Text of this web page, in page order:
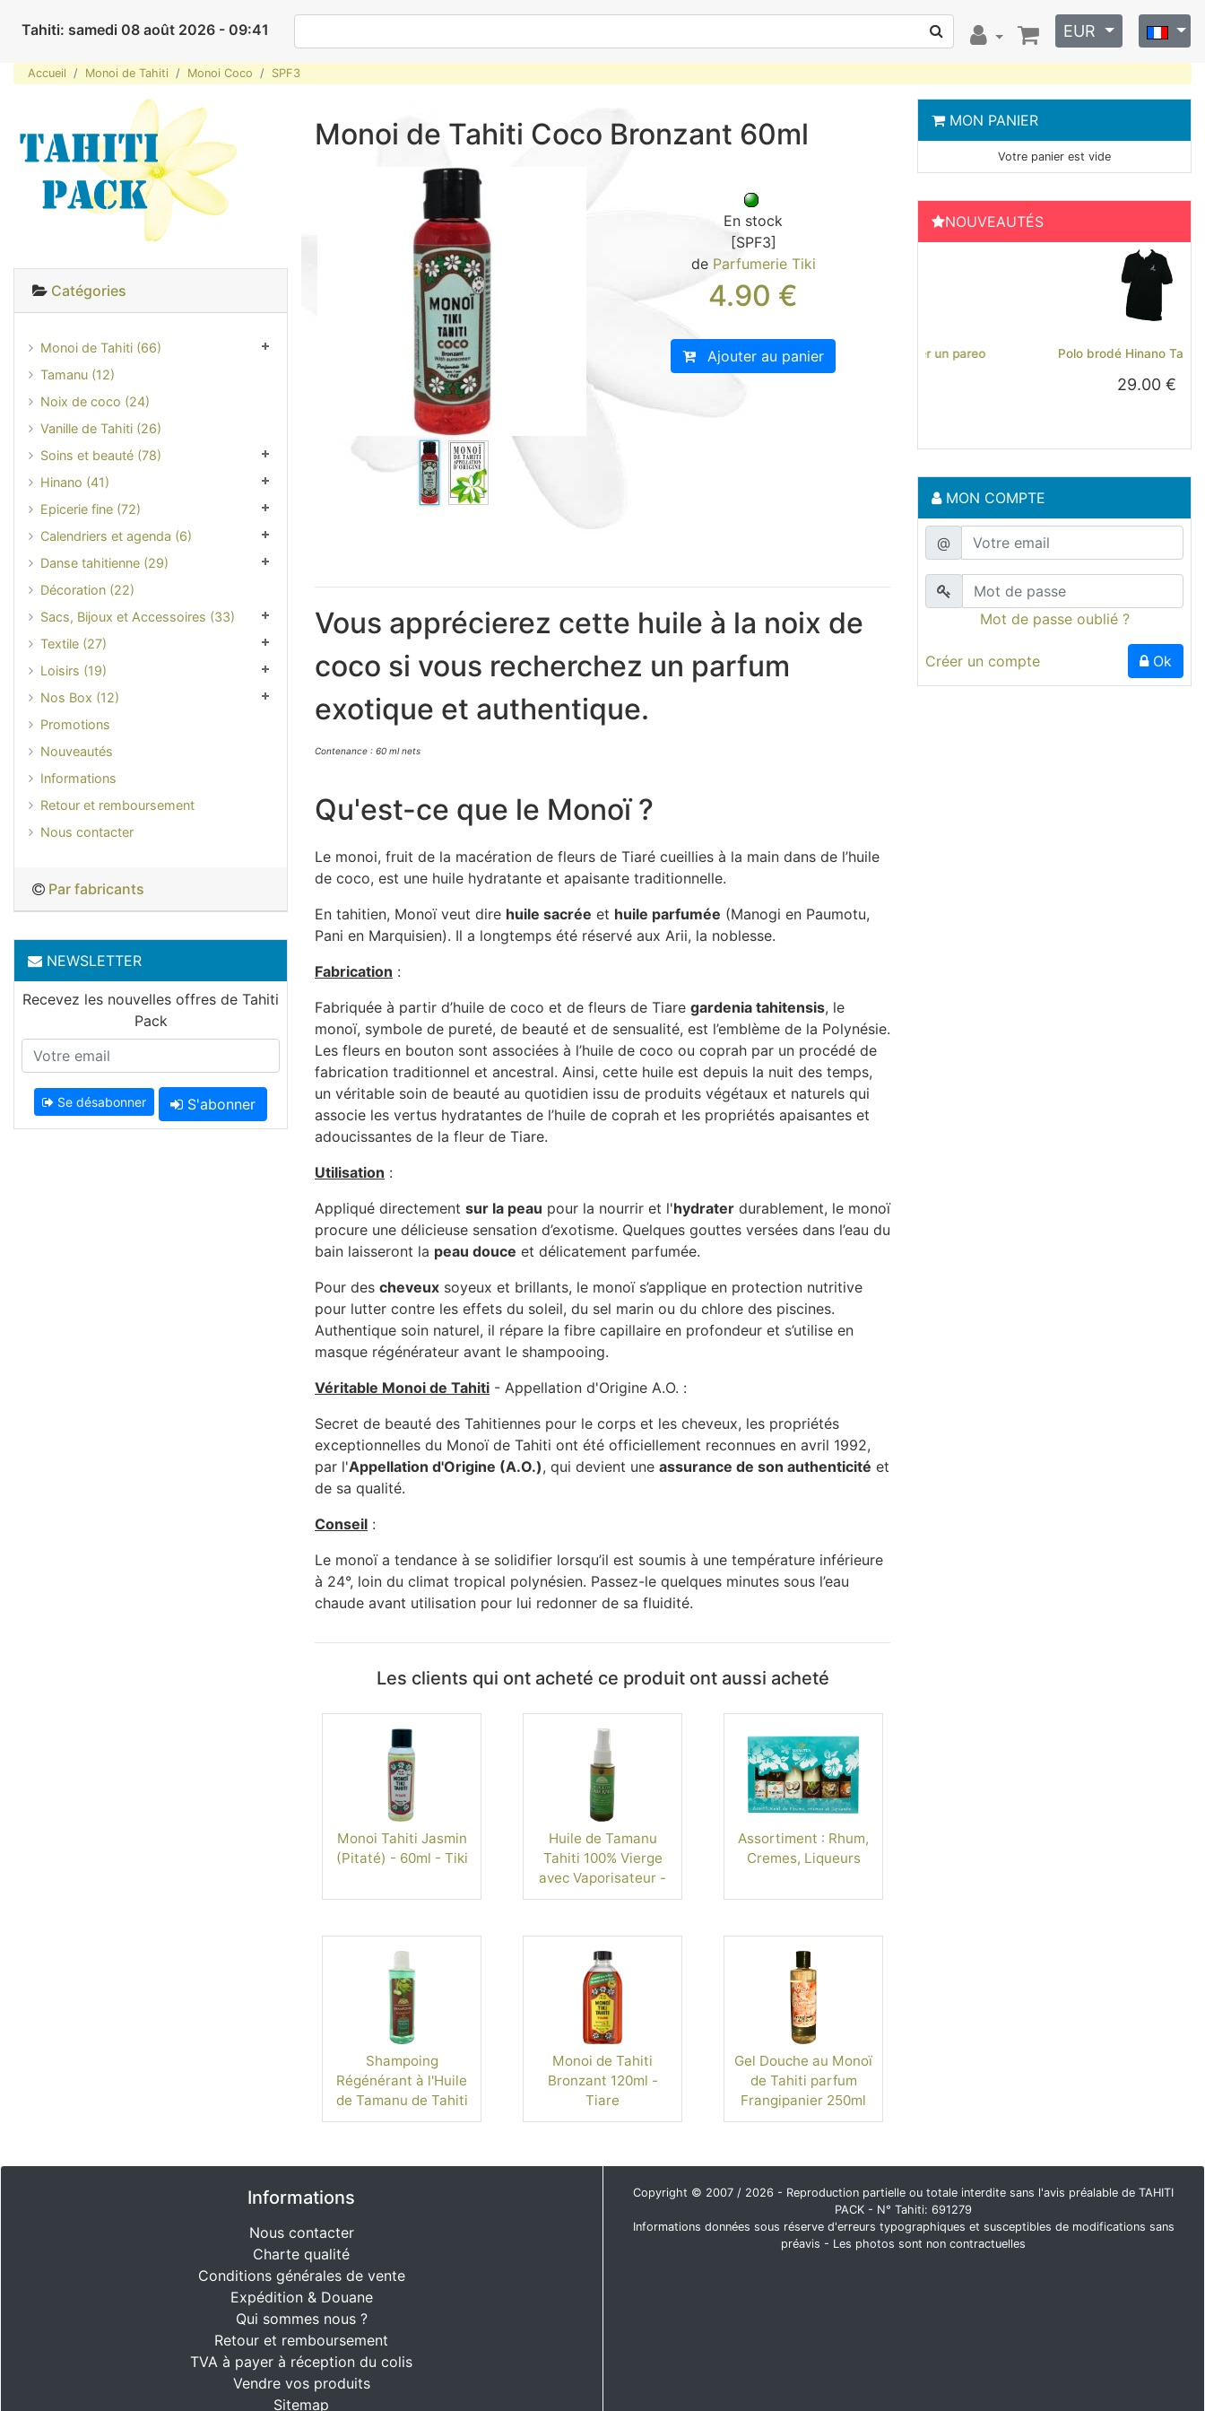
Tahiti: samedi 08 août 2026 - 09:41 EUR
Accueil Monoi de Tahiti Monoi Coco SPF3
Monoi de Tahiti Coco Bronzant 60ml
En stock
[SPF3]
de Parfumerie Tiki
4.90 €
Ajouter au panier
Vous apprécierez cette huile à la noix de
coco si vous recherchez un parfum
exotique et authentique.
Contenance : 60 ml nets
Qu'est-ce que le Monoï ?
Le monoi, fruit de la macération de fleurs de Tiaré cueillies à la main dans de l’huile
de coco, est une huile hydratante et apaisante traditionnelle.
En tahitien, Monoï veut dire huile sacrée et huile parfumée (Manogi en Paumotu,
Pani en Marquisien). Il a longtemps été réservé aux Arii, la noblesse.
Fabrication :
Fabriquée à partir d’huile de coco et de fleurs de Tiare gardenia tahitensis, le
monoï, symbole de pureté, de beauté et de sensualité, est l’emblème de la Polynésie.
Les fleurs en bouton sont associées à l’huile de coco ou coprah par un procédé de
fabrication traditionnel et ancestral. Ainsi, cette huile est depuis la nuit des temps,
un véritable soin de beauté au quotidien issu de produits végétaux et naturels qui
associe les vertus hydratantes de l’huile de coprah et les propriétés apaisantes et
adoucissantes de la fleur de Tiare.
Utilisation :
Appliqué directement sur la peau pour la nourrir et l'hydrater durablement, le monoï
procure une délicieuse sensation d’exotisme. Quelques gouttes versées dans l’eau du
bain laisseront la peau douce et délicatement parfumée.
Pour des cheveux soyeux et brillants, le monoï s’applique en protection nutritive
pour lutter contre les effets du soleil, du sel marin ou du chlore des piscines.
Authentique soin naturel, il répare la fibre capillaire en profondeur et s’utilise en
masque régénérateur avant le shampooing.
Véritable Monoi de Tahiti - Appellation d'Origine A.O. :
Secret de beauté des Tahitiennes pour le corps et les cheveux, les propriétés
exceptionnelles du Monoï de Tahiti ont été officiellement reconnues en avril 1992,
par l'Appellation d'Origine (A.O.), qui devient une assurance de son authenticité et
de sa qualité.
Conseil :
Le monoï a tendance à se solidifier lorsqu’il est soumis à une température inférieure
à 24°, loin du climat tropical polynésien. Passez-le quelques minutes sous l’eau
chaude avant utilisation pour lui redonner de sa fluidité.
Les clients qui ont acheté ce produit ont aussi acheté
Monoi Tahiti Jasmin
(Pitaté) - 60ml - Tiki
Huile de Tamanu
Tahiti 100% Vierge
avec Vaporisateur -
60ml
Assortiment : Rhum,
Cremes, Liqueurs
Shampoing
Régénérant à l'Huile
de Tamanu de Tahiti
200 ml
Monoi de Tahiti
Bronzant 120ml -
Tiare
Gel Douche au Monoï
de Tahiti parfum
Frangipanier 250ml
Catégories
Monoi de Tahiti (66)
Tamanu (12)
Noix de coco (24)
Vanille de Tahiti (26)
Soins et beauté (78)
Hinano (41)
Epicerie fine (72)
Calendriers et agenda (6)
Danse tahitienne (29)
Décoration (22)
Sacs, Bijoux et Accessoires (33)
Textile (27)
Loisirs (19)
Nos Box (12)
Promotions
Nouveautés
Informations
Retour et remboursement
Nous contacter
Par fabricants
NEWSLETTER
Recevez les nouvelles offres de Tahiti
Pack
Se désabonner S'abonner
MON PANIER
Votre panier est vide
NOUVEAUTÉS
Polo brodé Hinano Tahiti - Noir
Previous Next
MON COMPTE
@
Mot de passe oublié ?
Créer un compte Ok
Informations
Nous contacter
Charte qualité
Conditions générales de vente
Expédition & Douane
Qui sommes nous ?
Retour et remboursement
TVA à payer à réception du colis
Vendre vos produits
Sitemap
Copyright © 2007 / 2026 - Reproduction partielle ou totale interdite sans l'avis préalable de TAHITI
PACK - N° Tahiti: 691279
Informations données sous réserve d'erreurs typographiques et susceptibles de modifications sans
préavis - Les photos sont non contractuelles